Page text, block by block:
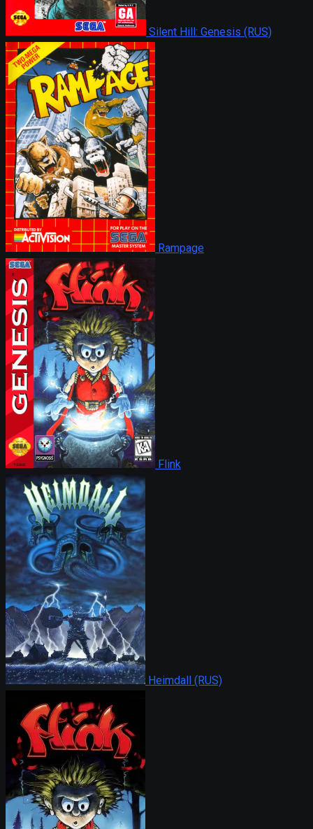
Silent Hill: Genesis (RUS)
Rampage
Flink
Heimdall (RUS)